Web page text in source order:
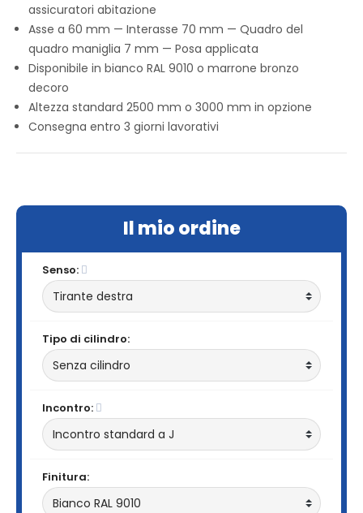
assicuratori abitazione
Asse a 60 mm — Interasse 70 mm — Quadro del
quadro maniglia 7 mm — Posa applicata
Disponibile in bianco RAL 9010 o marrone bronzo
decoro
Altezza standard 2500 mm o 3000 mm in opzione
Consegna entro 3 giorni lavorativi
Il mio ordine
Senso:
Tipo di cilindro:
Incontro:
Finitura: